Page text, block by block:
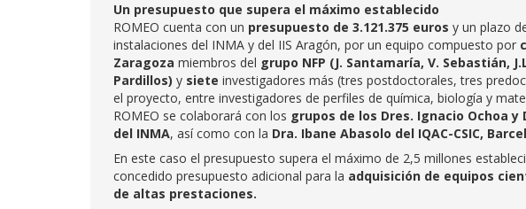
Un presupuesto que supera el máximo establecido
ROMEO cuenta con un presupuesto de 3.121.375 euros y un plazo
instalaciones del INMA y del IIS Aragón, por un equipo compuesto por
Zaragoza miembros del grupo NFP (J. Santamaría, V. Sebastián,
Pardillos) y siete investigadores más (tres postdoctorales, tres
el proyecto, entre investigadores de perfiles de química, biología y
ROMEO se colaborará con los grupos de los Dres. Ignacio Ochoa y
del INMA, así como con la Dra. Ibane Abasolo del IQAC-CSIC,
En este caso el presupuesto supera el máximo de 2,5 millones
concedido presupuesto adicional para la adquisición de equipos
de altas prestaciones.